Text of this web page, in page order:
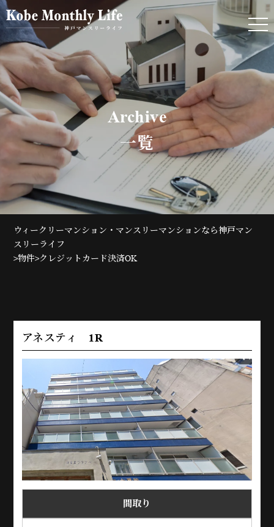
Archive
一覧
ウィークリーマンション・マンスリーマンションなら神戸マン
スリーライフ
>物件>クレジットカード決済OK
アネスティ 1R
間取り